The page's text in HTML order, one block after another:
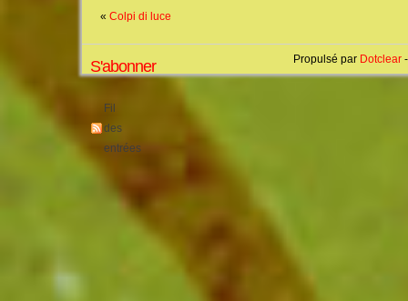
« Colpi di luce
S'abonner
Fil
des
entrées
Propulsé par Dotclear